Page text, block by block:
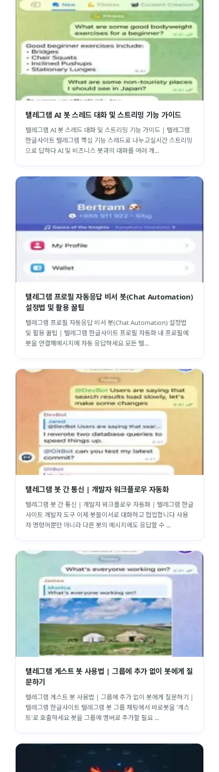
텔레그램 AI 봇 스레드 대화 및 스트리밍 기능 가이드
텔레그램 AI 봇 스레드 대화 및 스트리밍 기능 가이드 | 텔레그램
한글사이트 텔레그램 핵심 기능 스레드로 나누고실시간 스트리밍
으로 답하다 AI 및 비즈니스 봇과의 대화를 여러 개...
텔레그램 프로필 자동응답 비서 봇(Chat Automation)
설정법 및 활용 꿀팁
텔레그램 프로필 자동응답 비서 봇(Chat Automation) 설정법
및 활용 꿀팁 | 텔레그램 한글사이트 프로필 자동화 내 프로필에
봇을 연결해메시지에 자동 응답하세요 모든 텔...
텔레그램 봇 간 통신 | 개발자 워크플로우 자동화
텔레그램 봇 간 통신 | 개발자 워크플로우 자동화 | 텔레그램 한글
사이트 개발자 도구 이제 봇들이서로 대화하고 협업합니다 사용
자 명령어뿐만 아니라 다른 봇의 메시지에도 응답할 수 ...
텔레그램 게스트 봇 사용법 | 그룹에 추가 없이 봇에게 질
문하기
텔레그램 게스트 봇 사용법 | 그룹에 추가 없이 봇에게 질문하기 |
텔레그램 한글사이트 텔레그램 봇 그룹 채팅에서 바로봇을 '게스
트'로 호출하세요 봇을 그룹에 멤버로 추가할 필요 ...